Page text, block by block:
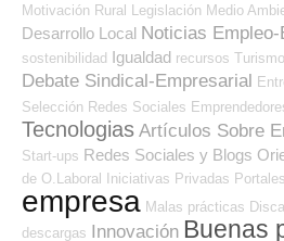
Motivación Rural Legislación Medio
Desarrollo Local Noticias
sostenibilidad Igualdad recursos Turismo
Debate Sindical-Empresarial
Selección Redes Sociales
Tecnologias Artículos Sobre
Start-ups Redes Sociales y Blogs
de O.Laboral Iniciativas Privadas
empresa Malas prácticas
descargas Innovación Buenas